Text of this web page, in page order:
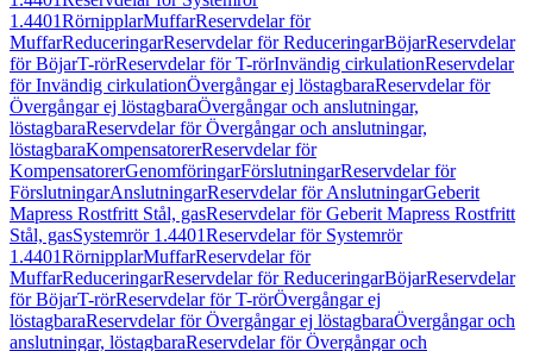
1.4401RörnipplarMuffarReservdelar för
MuffarReduceringarReservdelar för ReduceringarBöjarReservdelar
för BöjarT-rörReservdelar för T-rörInvändig cirkulationReservdelar
för Invändig cirkulationÖvergångar ej löstagbaraReservdelar för
Övergångar ej löstagbaraÖvergångar och anslutningar,
löstagbaraReservdelar för Övergångar och anslutningar,
löstagbaraKompensatorerReservdelar för
KompensatorerGenomföringarFörslutningarReservdelar för
FörslutningarAnslutningarReservdelar för AnslutningarGeberit
Mapress Rostfritt Stål, gasReservdelar för Geberit Mapress Rostfritt
Stål, gasSystemrör 1.4401Reservdelar för Systemrör
1.4401RörnipplarMuffarReservdelar för
MuffarReduceringarReservdelar för ReduceringarBöjarReservdelar
för BöjarT-rörReservdelar för T-rörÖvergångar ej
löstagbaraReservdelar för Övergångar ej löstagbaraÖvergångar och
anslutningar, löstagbaraReservdelar för Övergångar och